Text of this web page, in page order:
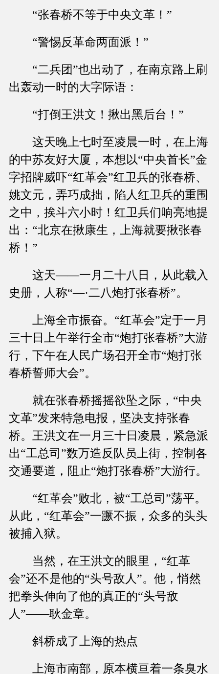
“张春桥不等于中央文革！”
“警惕反革命两面派！”
“二兵团”也出动了，在南京路上刷
出轰动一时的大字际语：
“打倒王洪文！揪出黑后台！”
这天晚上七时至凌晨一时，在上海
的中苏友好大厦，本想以“中央首长”金
字招牌威吓“红革会”红卫兵的张春桥、
姚文元，弄巧成拙，陷人红卫兵的重围
之中，挨斗六小时！红卫兵们响亮地提
出：“北京在揪康生，上海就要揪张春
桥！”
这天——一月二十八日，从此载入
史册，人称“—·二八炮打张春桥”。
上海全市振奋。“红革会”定于一月
三十日上午举行全市“炮打张春桥”大游
行，下午在人民广场召开全市“炮打张
春桥誓师大会”。
就在张春桥摇摇欲坠之际，“中央
文革”发来特急电报，坚决支持张春
桥。王洪文在一月三十日凌晨，紧急派
出“工总司”数万造反队员上街，控制各
交通要道，阻止“炮打张春桥”大游行。
“红革会”败北，被“工总司”荡平。
从此，“红革会”一蹶不振，众多的头头
被捕入狱。
当然，在王洪文的眼里，“红革
会”还不是他的“头号敌人”。他，悄然
把拳头伸向了他的真正的“头号敌
人”——耿金章。
斜桥成了上海的热点
上海市南部，原本横亘着一条臭水